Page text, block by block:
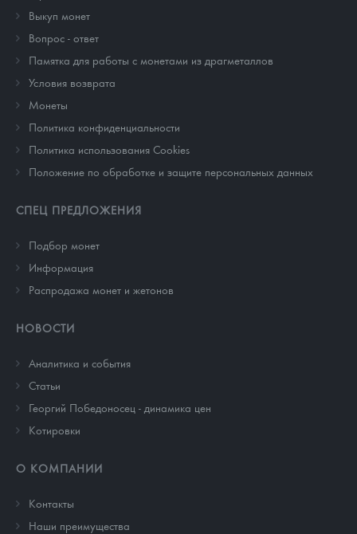
Выкуп монет
Вопрос - ответ
Памятка для работы с монетами из драгметаллов
Условия возврата
Монеты
Политика конфиденциальности
Политика использования Cookies
Положение по обработке и защите персональных данных
СПЕЦ ПРЕДЛОЖЕНИЯ
Подбор монет
Информация
Распродажа монет и жетонов
НОВОСТИ
Аналитика и события
Cтатьи
Георгий Победоносец - динамика цен
Котировки
О КОМПАНИИ
Контакты
Наши преимущества